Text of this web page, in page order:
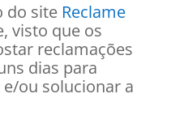
do site Reclame
visto que os
reclamações
dias para
ou solucionar a